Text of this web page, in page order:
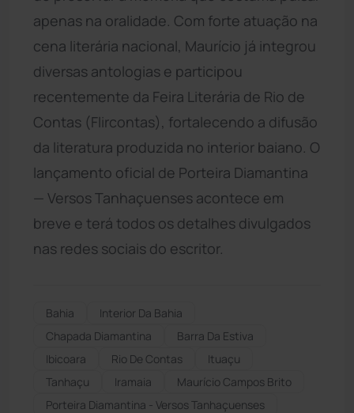
apenas na oralidade. Com forte atuação na
cena literária nacional, Maurício já integrou
diversas antologias e participou
recentemente da Feira Literária de Rio de
Contas (Flircontas), fortalecendo a difusão
da literatura produzida no interior baiano. O
lançamento oficial de Porteira Diamantina
— Versos Tanhaçuenses acontece em
breve e terá todos os detalhes divulgados
nas redes sociais do escritor.
Bahia
Interior Da Bahia
Chapada Diamantina
Barra Da Estiva
Ibicoara
Rio De Contas
Ituaçu
Tanhaçu
Iramaia
Maurício Campos Brito
Porteira Diamantina - Versos Tanhaçuenses